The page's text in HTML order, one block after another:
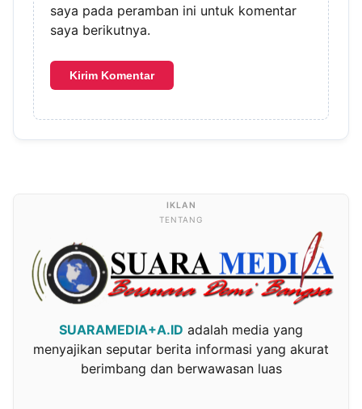
saya pada peramban ini untuk komentar
saya berikutnya.
TENTANG
SUARAMEDIA+A.ID adalah media yang
menyajikan seputar berita informasi yang akurat
berimbang dan berwawasan luas